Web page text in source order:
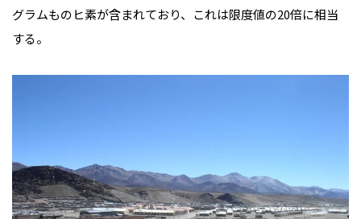
グラムものヒ素が含まれており、これは限度値の20倍に相当
する。